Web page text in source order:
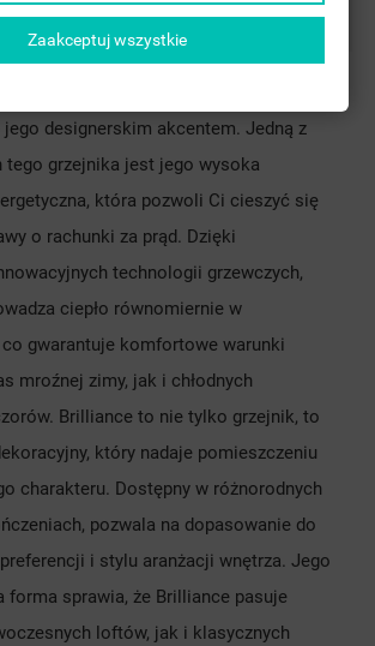
Bemerkungen
designerskim akcentem. Jedną z
tego grzejnika jest jego wysoka
która pozwoli Ci cieszyć się
o rachunki za prąd. Dzięki
technologii grzewczych,
ciepło równomiernie w
gwarantuje komfortowe warunki
mroźnej zimy, jak i chłodnych
Brilliance to nie tylko grzejnik, to
który nadaje pomieszczeniu
charakteru. Dostępny w różnorodnych
pozwala na dopasowanie do
i stylu aranżacji wnętrza. Jego
forma sprawia, że Brilliance pasuje
loftów, jak i klasycznych
Zaakceptuj wszystkie